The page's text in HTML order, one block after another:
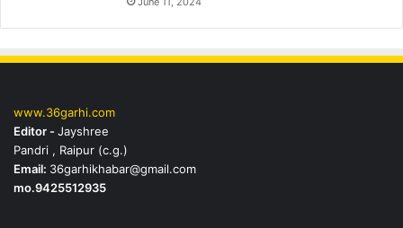
www.36garhi.com
Editor -Jayshree
Pandri , Raipur (c.g.)
Email: 36garhikhabar@gmail.com
mo.9425512935